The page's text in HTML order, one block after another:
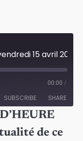
00:00 /
SUBSCRIBE SHARE
de ce